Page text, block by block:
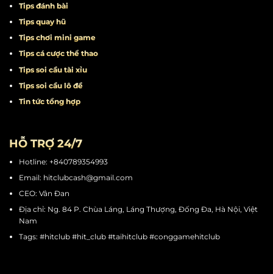
Tips đánh bài
Tips quay hũ
Tips chơi mini game
Tips cá cược thể thao
Tips soi cầu tài xỉu
Tips soi cầu lô đề
Tin tức tổng hợp
HỖ TRỢ 24/7
Hotline: +840789354993
Email: hitclubcash@gmail.com
CEO: Vân Đan
Địa chỉ: Ng. 84 P. Chùa Láng, Láng Thượng, Đống Đa, Hà Nội, Việt
Nam
Tags: #hitclub #hit_club #taihitclub #conggamehitclub